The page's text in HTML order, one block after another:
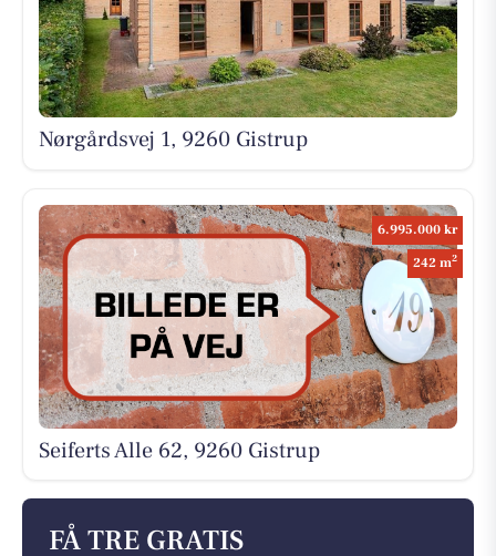
Nørgårdsvej 1, 9260 Gistrup
6.995.000 kr
242 m2
Seiferts Alle 62, 9260 Gistrup
FÅ TRE GRATIS